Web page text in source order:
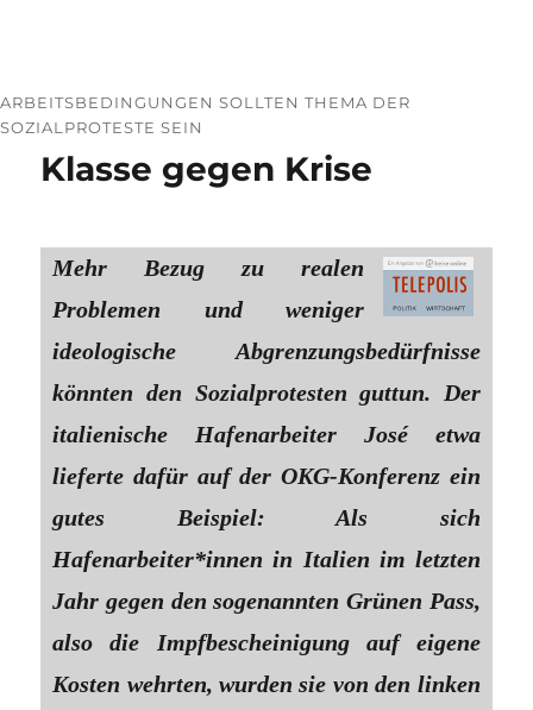
ARBEITSBEDINGUNGEN SOLLTEN THEMA DER
SOZIALPROTESTE SEIN
Klasse gegen Krise
Mehr Bezug zu realen
Problemen und weniger
ideologische Abgrenzungsbedürfnisse
könnten den Sozialprotesten guttun. Der
italienische Hafenarbeiter José etwa
lieferte dafür auf der OKG-Konferenz ein
gutes Beispiel: Als sich
Hafenarbeiter*innen in Italien im letzten
Jahr gegen den sogenannten Grünen Pass,
also die Impfbescheinigung auf eigene
Kosten wehrten, wurden sie von den linken